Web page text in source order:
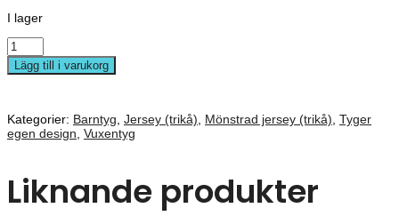
I lager
Lägg till i varukorg
Kategorier: Barntyg, Jersey (trikå), Mönstrad jersey (trikå), Tyger
egen design, Vuxentyg
Liknande produkter